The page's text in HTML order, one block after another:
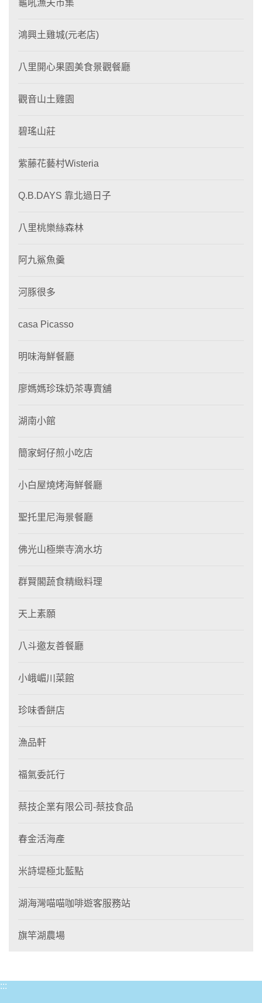
龜吼漁夫市集
鴻興土雞城(元老店)
八里開心果園美食景觀餐廳
觀音山土雞園
碧瑤山莊
紫藤花藝村Wisteria
Q.B.DAYS 靠北過日子
八里桃樂絲森林
阿九鯊魚羹
河豚很多
casa Picasso
明味海鮮餐廳
廖媽媽珍珠奶茶專賣舖
湖南小館
簡家蚵仔煎小吃店
小白屋燒烤海鮮餐廳
聖托里尼海景餐廳
佛光山極樂寺滴水坊
群賢閣蔬食精緻料理
天上素願
八斗邀友善餐廳
小峨嵋川菜館
珍味香餅店
漁品軒
福氣委託行
蔡技企業有限公司-蔡技食品
春金活海產
米詩堤極北藍點
湖海灣喵喵咖啡遊客服務站
旗竿湖農場
:::